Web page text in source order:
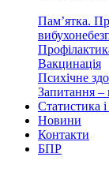
Пам’ятка.
Вакцинація
Психічне
Запитання –
Статистика
Новини
Контакти
БПР